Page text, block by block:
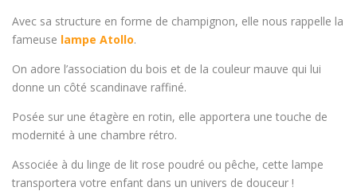
Avec sa structure en forme de champignon, elle nous rappelle la
fameuse lampe Atollo.
On adore l’association du bois et de la couleur mauve qui lui
donne un côté scandinave raffiné.
Posée sur une étagère en rotin, elle apportera une touche de
modernité à une chambre rétro.
Associée à du linge de lit rose poudré ou pêche, cette lampe
transportera votre enfant dans un univers de douceur !